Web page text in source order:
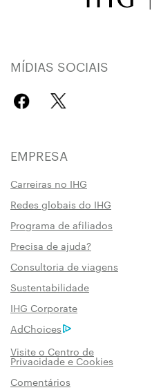
MÍDIAS SOCIAIS
EMPRESA
Carreiras no IHG
Redes globais do IHG
Programa de afiliados
Precisa de ajuda?
Consultoria de viagens
Sustentabilidade
IHG Corporate
AdChoices
Visite o Centro de
Privacidade e Cookies
Comentários